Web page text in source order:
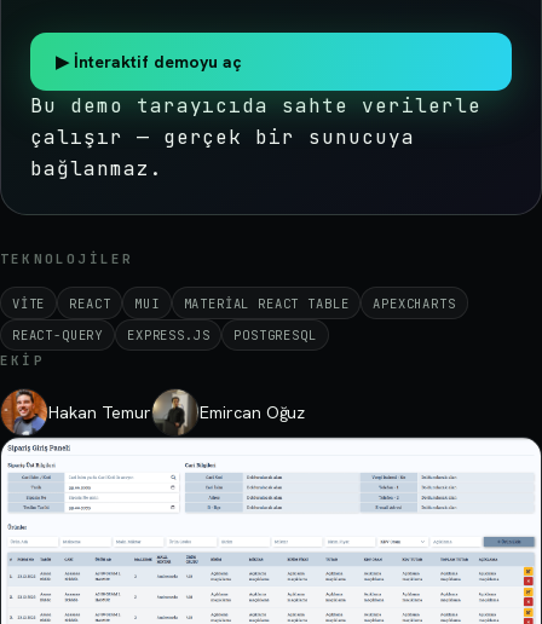
▶ İnteraktif demoyu aç
Bu demo tarayıcıda sahte verilerle
çalışır — gerçek bir sunucuya
bağlanmaz.
TEKNOLOJILER
VITE REACT MUI MATERIAL REACT TABLE
APEXCHARTS
REACT-QUERY
EXPRESS.JS
POSTGRESQL
EKIP
Hakan Temur Emircan Oğuz